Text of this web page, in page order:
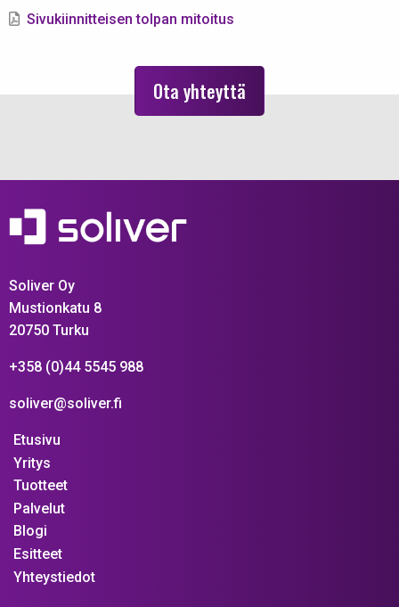
Sivukiinnitteisen tolpan mitoitus
Ota yhteyttä
Soliver Oy
Mustionkatu 8
20750 Turku
+358 (0)44 5545 988
soliver@soliver.fi
Etusivu
Yritys
Tuotteet
Palvelut
Blogi
Esitteet
Yhteystiedot